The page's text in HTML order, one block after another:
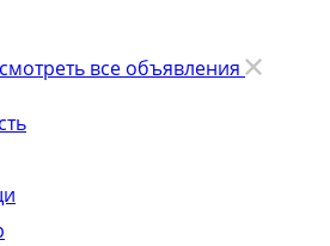
смотреть все объявления